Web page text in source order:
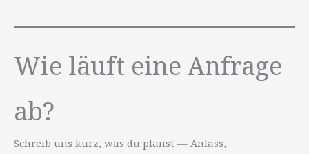
Wie läuft eine Anfrage
ab?
Schreib uns kurz, was du planst — Anlass,